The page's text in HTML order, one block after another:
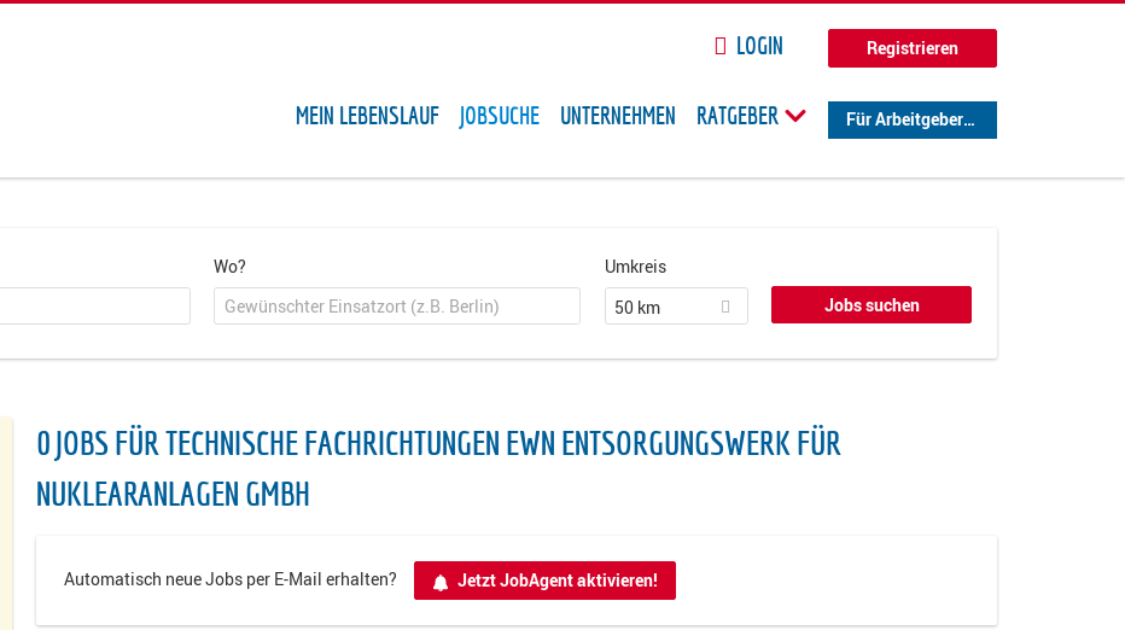
LOGIN Registrieren
MEIN LEBENSLAUF JOBSUCHE UNTERNEHMEN RATGEBER Für Arbeitgeber
Wo?
Umkreis
50 km
0 JOBS FÜR TECHNISCHE FACHRICHTUNGEN EWN ENTSORGUNGSWERK FÜR
NUKLEARANLAGEN GMBH
Automatisch neue Jobs per E-Mail erhalten? Jetzt JobAgent aktivieren!